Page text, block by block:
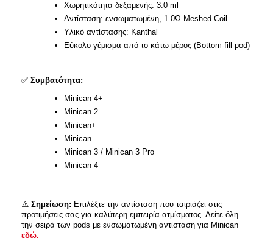
Χωρητικότητα δεξαμενής: 3.0 ml
Αντίσταση: ενσωματωμένη, 1.0Ω Meshed Coil
Υλικό αντίστασης: Kanthal
Εύκολο γέμισμα από το κάτω μέρος (Bottom-fill pod)
✅ Συμβατότητα:
Minican 4+
Minican 2
Minican+
Minican
Minican 3 / Minican 3 Pro
Minican 4
⚠️ Σημείωση: Επιλέξτε την αντίσταση που ταιριάζει στις
προτιμήσεις σας για καλύτερη εμπειρία ατμίσματος. Δείτε όλη
την σειρά των pods με ενσωματωμένη αντίσταση για Minican
εδώ.